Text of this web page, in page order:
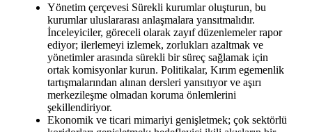
Yönetim çerçevesi Sürekli kurumlar oluşturun, bu
kurumlar uluslararası anlaşmalara yansıtmalıdır.
İnceleyiciler, göreceli olarak zayıf düzenlemeler rapor
ediyor; ilerlemeyi izlemek, zorlukları azaltmak ve
yönetimler arasında sürekli bir süreç sağlamak için
ortak komisyonlar kurun. Politikalar, Kırım egemenlik
tartışmalarından alınan dersleri yansıtıyor ve aşırı
merkezileşme olmadan koruma önlemlerini
şekillendiriyor.
Ekonomik ve ticari mimariyi genişletmek; çok sektörlü